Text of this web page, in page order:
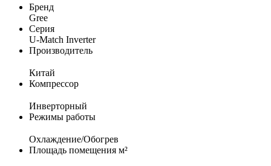
Бренд
Gree
Серия
U-Match Inverter
Производитель
Китай
Компрессор
Инверторный
Режимы работы
Охлаждение/Обогрев
Площадь помещения м²